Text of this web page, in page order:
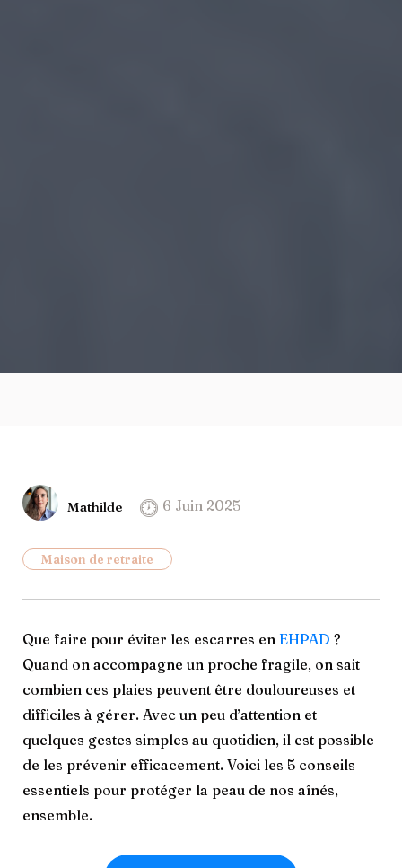
Mathilde 6 Juin 2025
Maison de retraite
Que faire pour éviter les escarres en EHPAD ?
Quand on accompagne un proche fragile, on sait
combien ces plaies peuvent être douloureuses et
difficiles à gérer. Avec un peu d’attention et
quelques gestes simples au quotidien, il est possible
de les prévenir efficacement. Voici les 5 conseils
essentiels pour protéger la peau de nos aînés,
ensemble.